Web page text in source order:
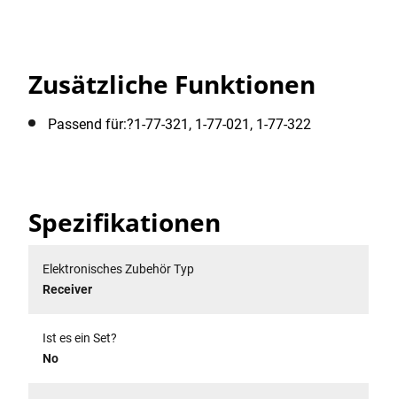
Zusätzliche Funktionen
Passend für:?1-77-321, 1-77-021, 1-77-322
Spezifikationen
Elektronisches Zubehör Typ
Receiver
Ist es ein Set?
No